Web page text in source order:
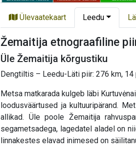
Ülevaatekaart Leedu
Žemaitija etnograafiline
Üle Žemaitija kõrgustiku
Dengtiltis – Leedu-Läti piir: 276 km, 14
Metsa matkarada kulgeb läbi
loodusväärtused ja kultuuripärand.
allikad. Üle poole Žemaitija
segametsadega, lagedatel aladel on
linnakestes elavad inimesed on